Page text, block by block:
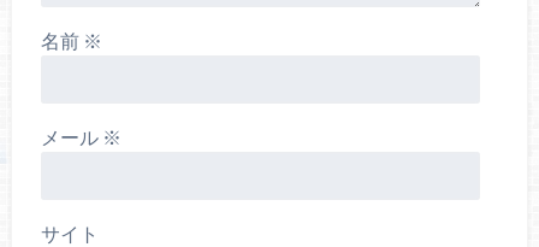
名前 ※
メール ※
サイト